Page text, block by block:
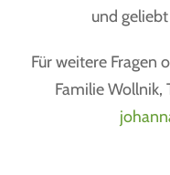
und
Für weitere Fragen
Familie Wollnik,